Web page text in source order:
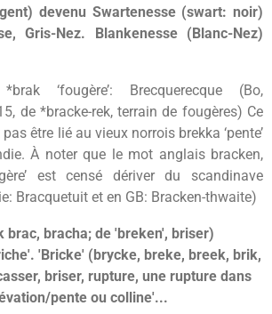
devenu Swartenesse (swart: noir)
Gris-Nez. Blankenesse (Blanc-Nez)
‘fougère’: Brecquerecque (Bo,
de *bracke-rek, terrain de fougères) Ce
être lié au vieux norrois brekka ‘pente’
À noter que le mot anglais bracken,
est censé dériver du scandinave
Bracquetuit et en GB: Bracken-thwaite)
brac, bracha; de 'breken', briser)
'Bricke' (brycke, breke, breek, brik,
briser, rupture, une rupture dans
pente ou colline'...